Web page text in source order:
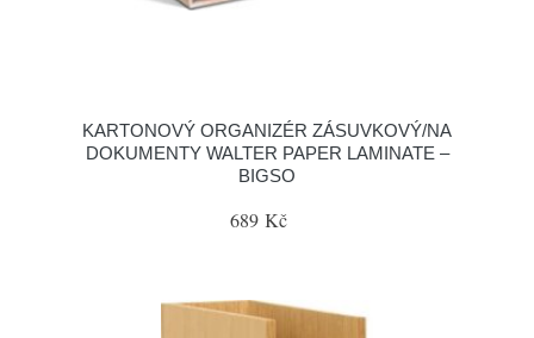
KARTONOVÝ ORGANIZÉR ZÁSUVKOVÝ/NA
DOKUMENTY WALTER PAPER LAMINATE –
BIGSO
689 Kč